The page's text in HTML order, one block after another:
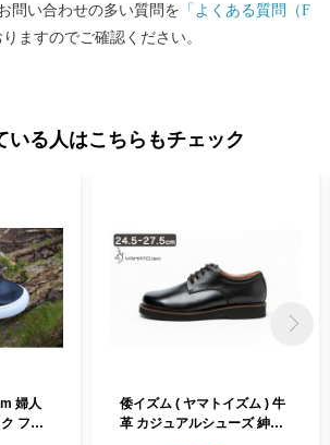
問い合わせの多い質問を 「よくある質問（F
ますのでご確認ください。
いる人はこちらもチェック
婦人
ファ
倭イズム ( ヤマトイズム ) 牛
革 カジュアルシューズ 紳士